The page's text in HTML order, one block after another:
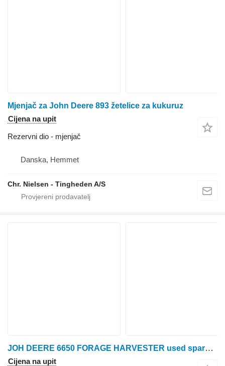
Mjenjač za John Deere 893 žetelice za kukuruz
Cijena na upit
Rezervni dio - mjenjač
Danska, Hemmet
Chr. Nielsen - Tingheden A/S
JOH DEERE 6650 FORAGE HARVESTER used spare parts/B/U John Deere za John Deere 6650 žetelice za kukuruz
Cijena na upit